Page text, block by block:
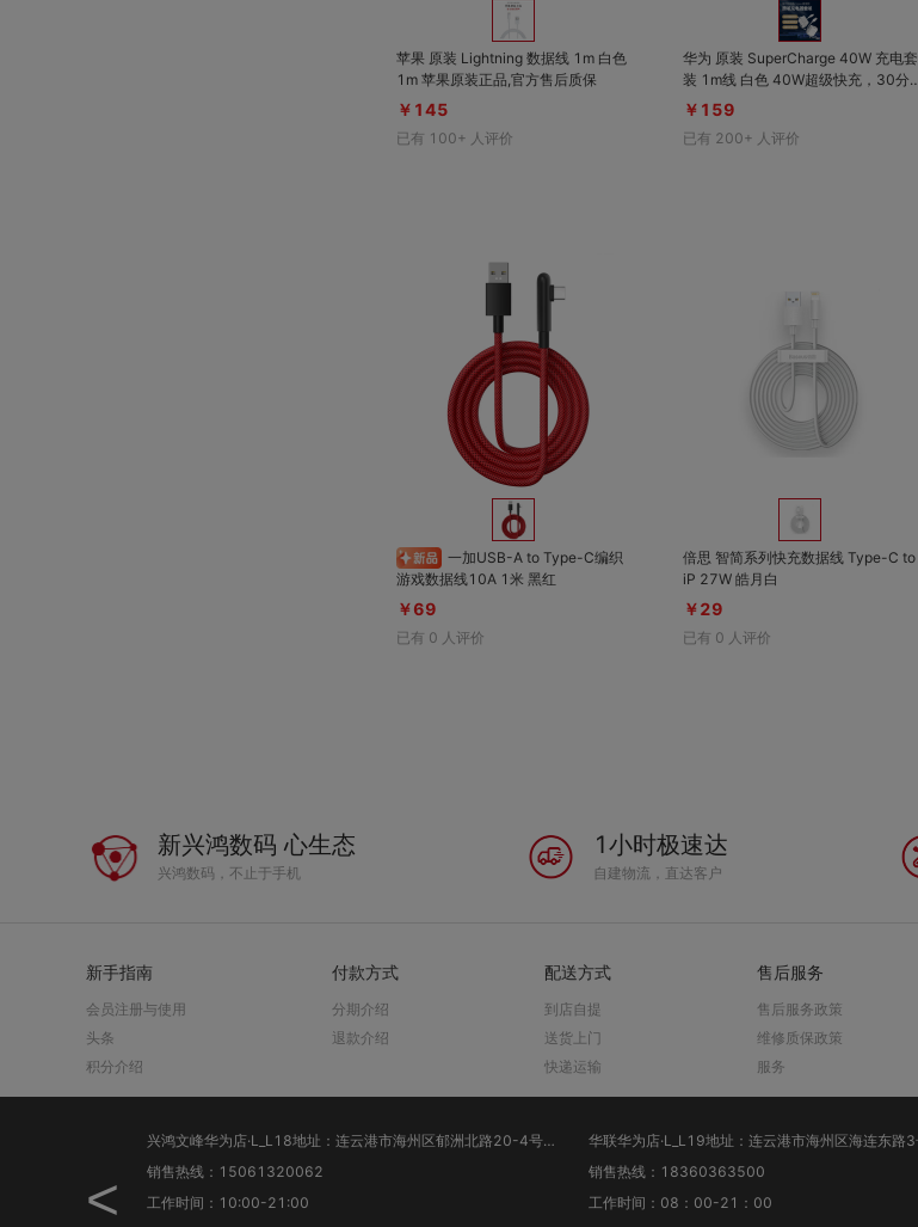
苹果 原装 Lightning 数据线 1m 白色
1m 苹果原装正品,官方售后质保
￥145
已有 100+ 人评价
华为 原装 SuperCharge 40W 充电套
装 1m线 白色 40W超级快充，30分
钟充满70%电量，原装充电套装
￥159
已有 200+ 人评价
游戏数据线10A 1米 黑红
￥69
已有 0 人评价
倍思 智简系列快充数据线 Type-C to
iP 27W 皓月白
￥29
已有 0 人评价
新兴鸿数码 心生态
兴鸿数码，不止于手机
1小时极速达
自建物流，直达客户
新手指南
会员注册与使用
头条
积分介绍
付款方式
分期介绍
退款介绍
配送方式
到店自提
送货上门
快递运输
售后服务
售后服务政策
维修质保政策
服务
<
兴鸿文峰华为店·L_L18地址：连云港市海州区郁洲北路20-4号锦绣汇一楼
销售热线：15061320062
工作时间：10:00-21:00
销售热线：18360363500
工作时间：08：00-21：00